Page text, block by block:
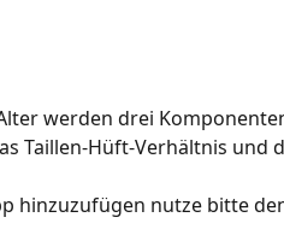
werden drei
Taillen-Hüft-Verhältnis und
hinzuzufügen nutze bitte